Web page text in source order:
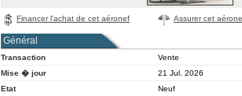
Financer l'achat de cet aéronef Assurer cet
Général
Transaction
Vente
Mise � jour
21 Jul. 2026
Etat
Neuf